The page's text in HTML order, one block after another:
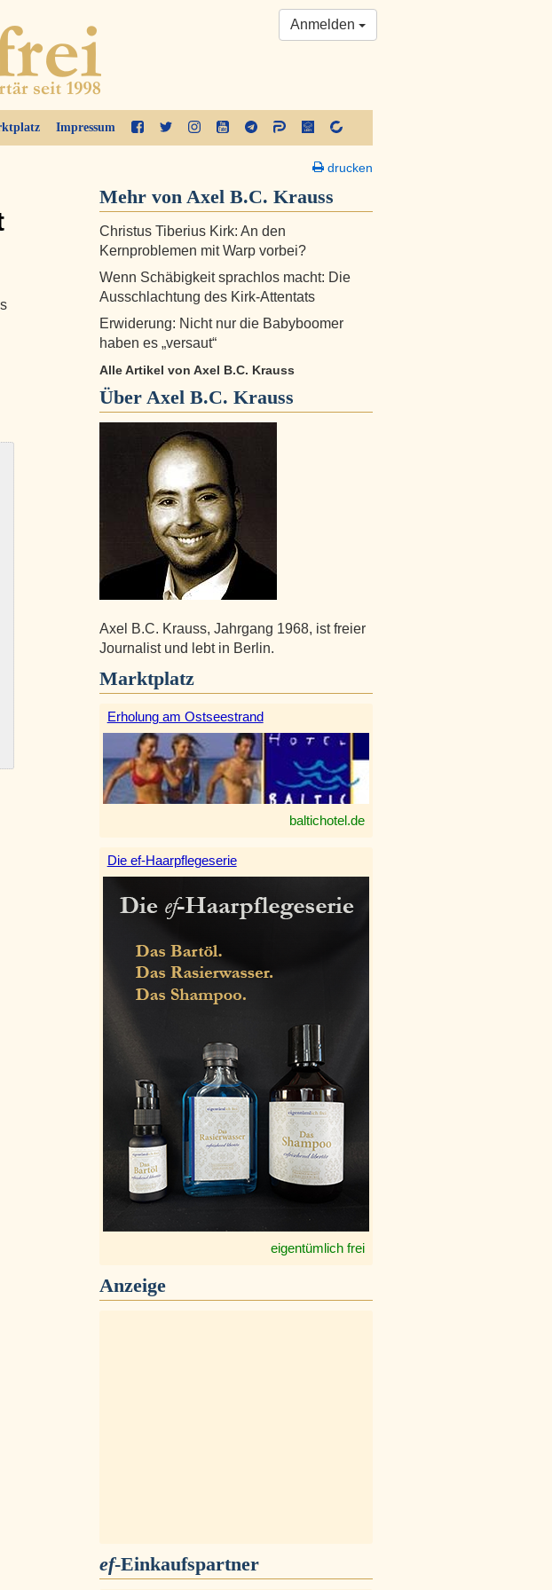
Impressum
Anmelden
drucken
Mehr von Axel B.C. Krauss
Christus Tiberius Kirk: An den
Kernproblemen mit Warp vorbei?
Wenn Schäbigkeit sprachlos macht: Die
Ausschlachtung des Kirk-Attentats
Erwiderung: Nicht nur die Babyboomer
haben es „versaut“
Alle Artikel von Axel B.C. Krauss
Über Axel B.C. Krauss
Axel B.C. Krauss, Jahrgang 1968, ist freier
Journalist und lebt in Berlin.
Marktplatz
Erholung am Ostseestrand
baltichotel.de
Die ef-Haarpflegeserie
eigentümlich frei
Anzeige
ef-Einkaufspartner